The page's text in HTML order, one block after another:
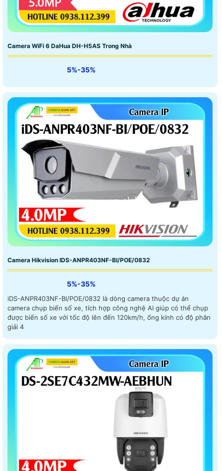
Camera WiFi 6 DaHua DH-H5AS Trong Nhà
5%-35%
Camera Hikvision IDS-ANPR403NF-BI/POE/0832
5%-35%
iDS-ANPR403NF-BI/POE/0832 là dòng camera thuộc dự án
camera chụp biển số xe, tích hợp công nghệ AI giúp có thể chụp
được biển số xe với tốc độ lên đến 120km/h, ống kính có độ phân
giải 4